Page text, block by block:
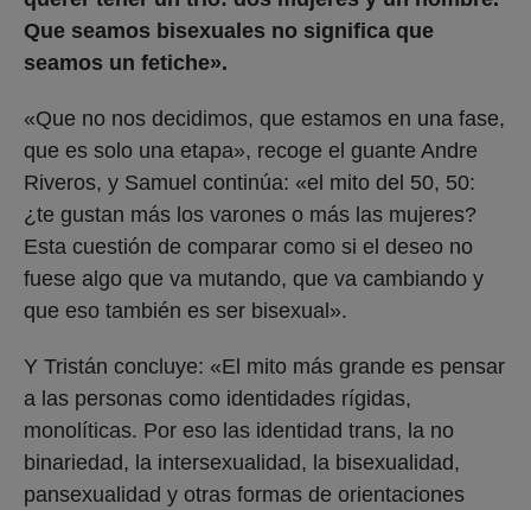
Que seamos bisexuales no significa que
seamos un fetiche».
«Que no nos decidimos, que estamos en una fase,
que es solo una etapa», recoge el guante Andre
Riveros, y Samuel continúa: «el mito del 50, 50:
¿te gustan más los varones o más las mujeres?
Esta cuestión de comparar como si el deseo no
fuese algo que va mutando, que va cambiando y
que eso también es ser bisexual».
Y Tristán concluye: «El mito más grande es pensar
a las personas como identidades rígidas,
monolíticas. Por eso las identidad trans, la no
binariedad, la intersexualidad, la bisexualidad,
pansexualidad y otras formas de orientaciones